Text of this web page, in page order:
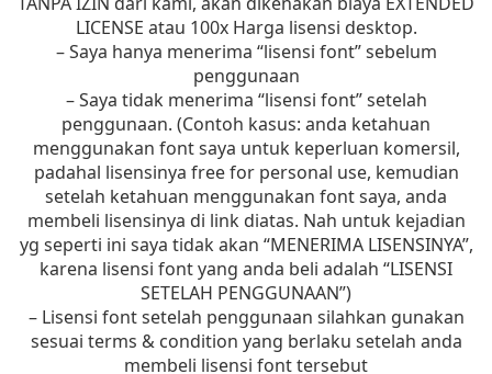
LICENSE atau 100x Harga lisensi desktop.
– Saya hanya menerima “lisensi font” sebelum
penggunaan
– Saya tidak menerima “lisensi font” setelah
penggunaan. (Contoh kasus: anda ketahuan
menggunakan font saya untuk keperluan komersil,
padahal lisensinya free for personal use, kemudian
setelah ketahuan menggunakan font saya, anda
membeli lisensinya di link diatas. Nah untuk kejadian
yg seperti ini saya tidak akan “MENERIMA LISENSINYA”,
karena lisensi font yang anda beli adalah “LISENSI
SETELAH PENGGUNAAN”)
– Lisensi font setelah penggunaan silahkan gunakan
sesuai terms & condition yang berlaku setelah anda
membeli lisensi font tersebut